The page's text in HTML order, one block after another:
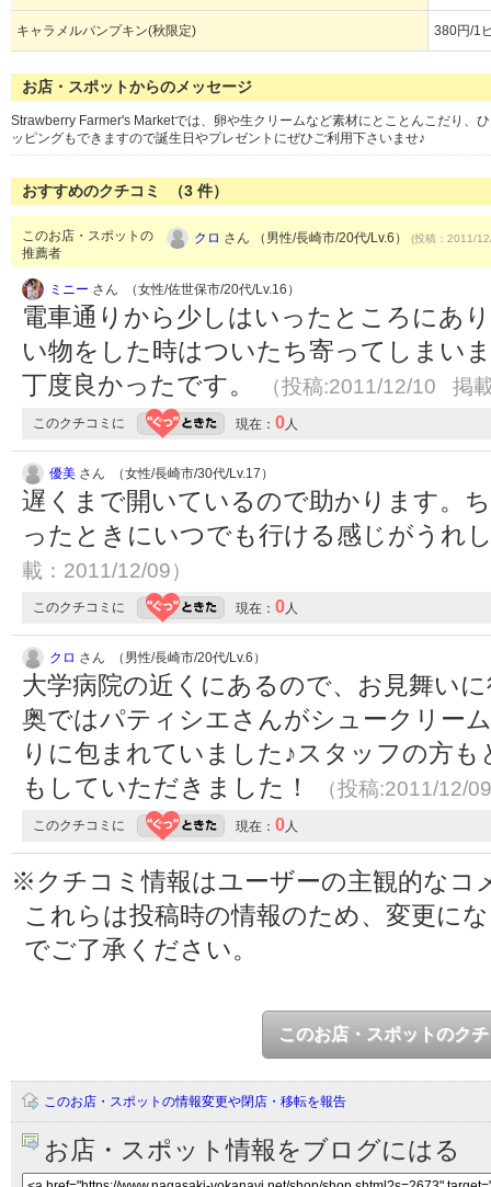
キャラメルパンプキン(秋限定) 380円/1
お店・スポットからのメッセージ
Strawberry Farmer's Marketでは、卵や生クリームなど素材にとことんこだり、
ッピングもできますので誕生日やプレゼントにぜひご利用下さいませ♪
おすすめのクチコミ （3 件）
このお店・スポットの
推薦者
クロ さん （男性/長崎市/20代/Lv.6） (投稿：2011/
ミニー さん （女性/佐世保市/20代/Lv.16）
電車通りから少しはいったところにあ
い物をした時はついたち寄ってしまい
丁度良かったです。
（投稿:2011/12/10 掲
このクチコミに 現在： 0人
優美 さん （女性/長崎市/30代/Lv.17）
遅くまで開いているので助かります。
ったときにいつでも行ける感じがうれ
載：2011/12/09）
このクチコミに 現在： 0人
クロ さん （男性/長崎市/20代/Lv.6）
大学病院の近くにあるので、お見舞い
奥ではパティシエさんがシュークリー
りに包まれていました♪スタッフの方
もしていただきました！
（投稿:2011/12/
このクチコミに 現在： 0人
※クチコミ情報はユーザーの主観的なコ
これらは投稿時の情報のため、変更に
でご了承ください。
このお店・スポットのク
このお店・スポットの情報変更や閉店・移転を報告
お店・スポット情報をブログにはる